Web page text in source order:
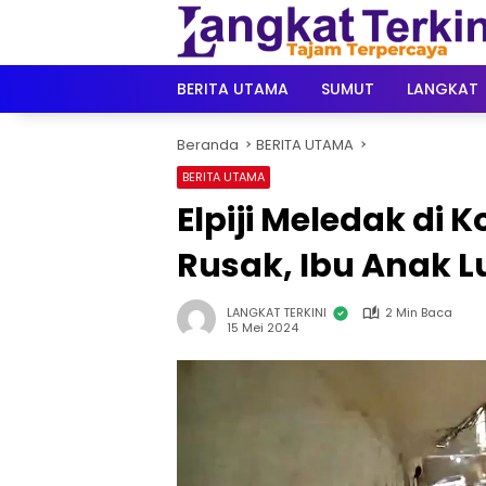
BERITA UTAMA
SUMUT LANGKAT
Beranda BERITA UTAMA
BERITA UTAMA
Elpiji Meledak di
Rusak, Ibu Anak
LANGKAT TERKINI
2 Min Baca
15 Mei 2024